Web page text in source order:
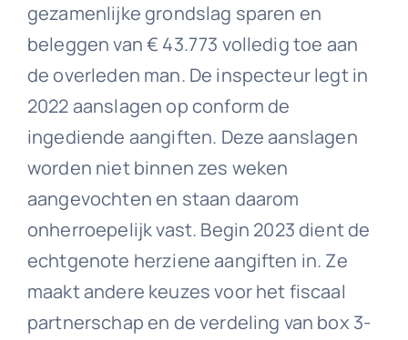
gezamenlijke grondslag sparen en
beleggen van € 43.773 volledig toe aan
de overleden man. De inspecteur legt in
2022 aanslagen op conform de
ingediende aangiften. Deze aanslagen
worden niet binnen zes weken
aangevochten en staan daarom
onherroepelijk vast. Begin 2023 dient de
echtgenote herziene aangiften in. Ze
maakt andere keuzes voor het fiscaal
partnerschap en de verdeling van box 3-